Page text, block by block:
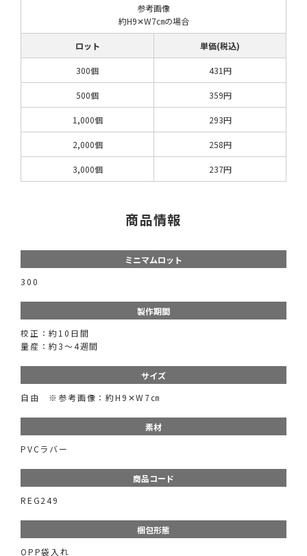
参考画像
約H9✕W7㎝の場合
ロット 単価(税込)
300個 431円
500個 359円
1,000個 293円
2,000個 258円
3,000個 237円
商品情報
ミニマムロット
300
製作期間
校正：約10日間
量産：約3〜4週間
サイズ
自由 ※参考画像：約H9✕W7㎝
素材
PVCラバー
商品コード
REG249
梱包形態
OPP袋入れ